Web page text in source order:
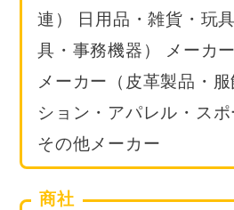
連） 日用品・雑貨・玩
具・事務機器） メーカ
メーカー（皮革製品・
ション・アパレル・ス
その他メーカー
商社